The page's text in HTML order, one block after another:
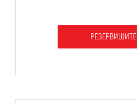
РЕЗЕРВИШИТЕ